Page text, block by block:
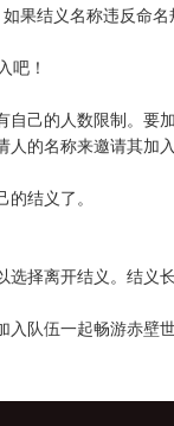
果结义名称违反命
吧！
己的人数限制。要
的名称来邀请其加
结义了。
择离开结义。结义
队伍一起畅游赤壁